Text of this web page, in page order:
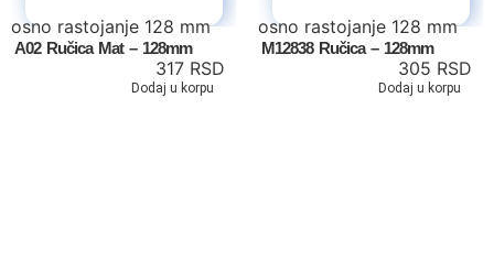
osno rastojanje 128 mm
A02 Ručica Mat – 128mm
317 RSD
Dodaj u korpu
osno rastojanje 128 mm
M12838 Ručica – 128mm
305 RSD
Dodaj u korpu
Dečije komode
Dečija ogledala